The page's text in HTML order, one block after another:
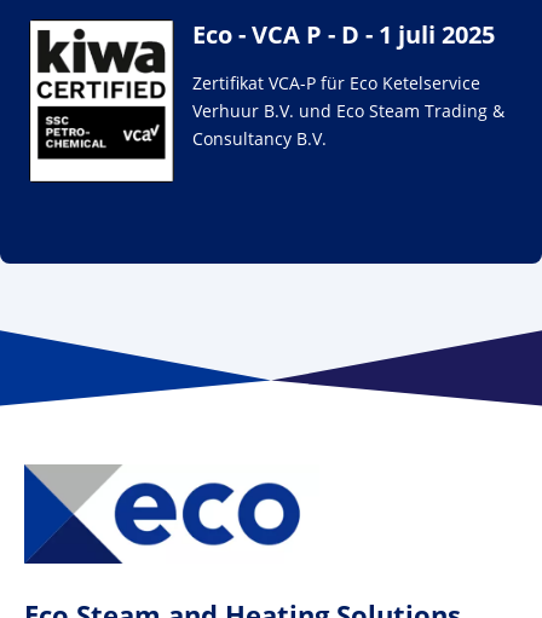
Eco - VCA P - D - 1 juli 2025
Zertifikat VCA-P für Eco Ketelservice
Verhuur B.V. und Eco Steam Trading &
Consultancy B.V.